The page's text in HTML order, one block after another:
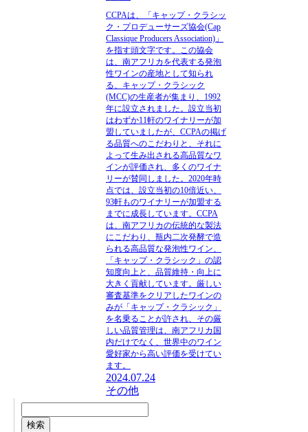
CCPAは、「キャップ・クラシッ
ク・プロデューサーズ協会(Cap
Classique Producers Association)」
を指す頭文字です。この協会
は、南アフリカを代表する発泡
性ワインの産地として知られ
る、キャップ・クラシック
(MCC)の生産者が集まり、1992
年に設立されました。設立当初
はわずか11軒のワイナリーが加
盟していましたが、CCPAの掲げ
る品質へのこだわりと、それに
よって生み出される高品質なワ
インが評価され、多くのワイナ
リーが賛同しました。2020年時
点では、設立当初の10倍近い、
93軒ものワイナリーが加盟する
までに成長しています。CCPA
は、南アフリカの伝統的な製法
にこだわり、瓶内二次発酵で造
られる高品質な発泡性ワイン、
「キャップ・クラシック」の認
知度向上と、品質維持・向上に
大きく貢献しています。厳しい
審査基準をクリアしたワインの
みが「キャップ・クラシック」
を名乗ることが許され、その厳
しい品質管理は、南アフリカ国
内だけでなく、世界中のワイン
愛好家から高い評価を受けてい
ます。
2024.07.24
その他
検索